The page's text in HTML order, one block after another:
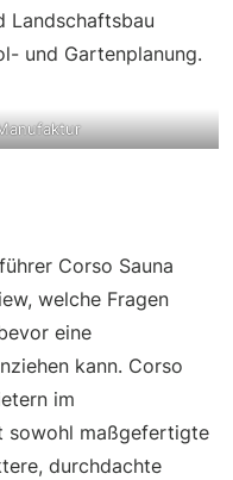
Landschaftsbau
und Gartenplanung.
Corso Sauna
welche Fragen
eine
kann. Corso
im
sowohl maßgefertigte
durchdachte